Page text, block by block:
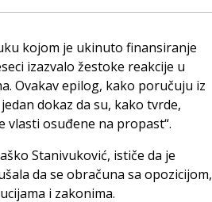
kojom je ukinuto finansiranje
izazvalo žestoke reakcije u
Ovakav epilog, kako poručuju iz
dokaz da su, kako tvrde,
vlasti osuđene na propast“.
Stanivuković, ističe da je
da se obračuna sa opozicijom,
i zakonima.